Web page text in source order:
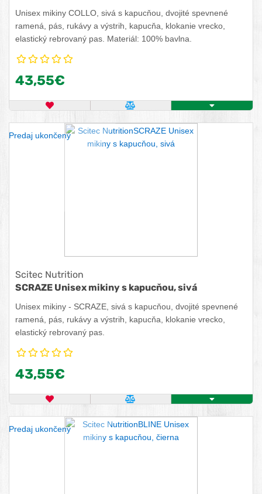
Unisex mikiny COLLO, sivá s kapucňou, dvojité spevnené
ramená, pás, rukávy a výstrih, kapucňa, klokanie vrecko,
elastický rebrovaný pas. Materiál: 100% bavlna.
43,55€
OBĽÚBENÝ PRODUKTPOROVNAŤ PRODUKTZISTITE VIAC
Predaj ukončený
Scitec Nutrition
SCRAZE Unisex mikiny s kapucňou, sivá
Unisex mikiny - SCRAZE, sivá s kapucňou, dvojité spevnené
ramená, pás, rukávy a výstrih, kapucňa, klokanie vrecko,
elastický rebrovaný pas.
43,55€
OBĽÚBENÝ PRODUKTPOROVNAŤ PRODUKTZISTITE VIAC
Predaj ukončený